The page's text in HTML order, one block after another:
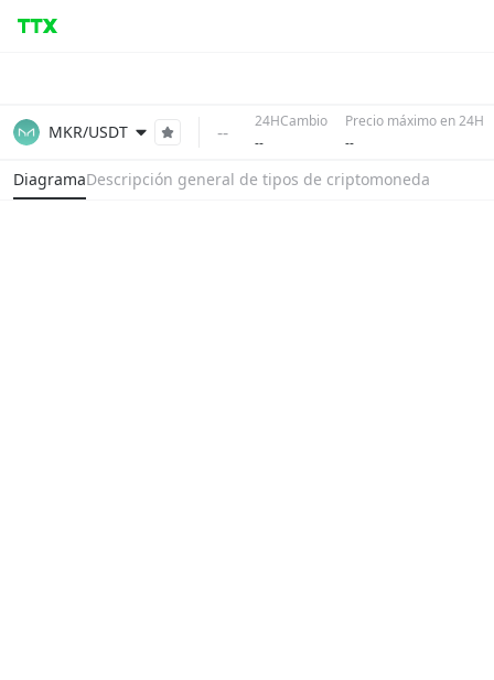
MKR/USDT --
24HCambio
--
Precio máximo en 24H
--
DiagramaDescripción general de tipos de criptomoneda